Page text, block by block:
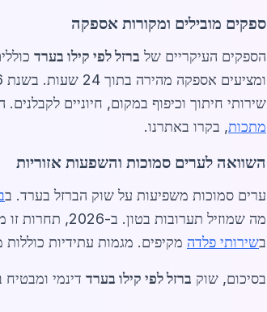
ספקים מובילים ומקורות אספקה
הספקים העיקריים של ברזל לפי קילו בערד
שירותי חיתוך וכיפוף במקום, חיוניים לקבלנים.
מתכות, בקרו באתרנו.
השוואה לערים סמוכות והשפעות אזוריות
ערים סמוכות משפיעות על שוק הברזל בערד. ב
בשירותי פלדה מקיפים. מגמות עתידיות כוללות
בסיכום, שוק ברזל לפי קילו בערד דינמי ומבטיח ב-2026, עם ביקוש גבוה ומחירים תחרותיים.